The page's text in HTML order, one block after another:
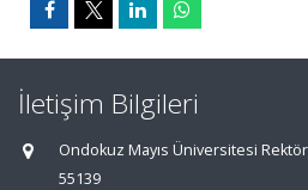
İletişim Bilgileri
Ondokuz Mayıs Üniversitesi
55139